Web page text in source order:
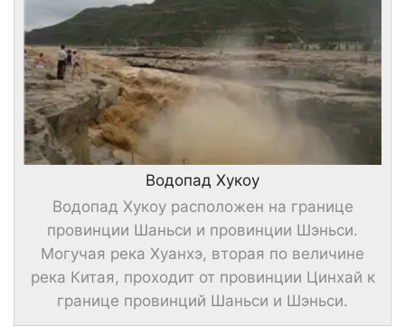
Водопад Хукоу
Водопад Хукоу расположен на границе
провинции Шаньси и провинции Шэньси.
Могучая река Хуанхэ, вторая по величине
река Китая, проходит от провинции Цинхай к
границе провинций Шаньси и Шэньси.